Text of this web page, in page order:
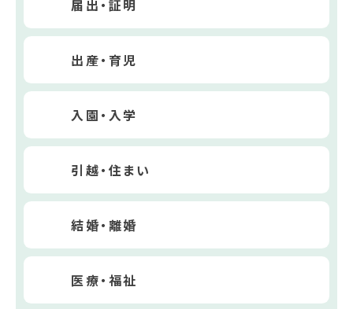
届出・証明
出産・育児
入園・入学
引越・住まい
結婚・離婚
医療・福祉